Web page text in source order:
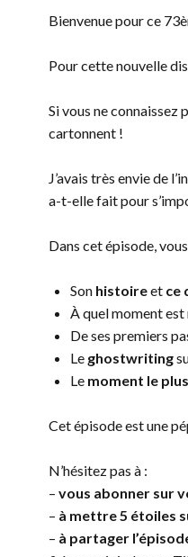
Bienvenue pour ce
Pour cette nouvelle
Si vous ne connaissez
cartonnent !
J’avais très envie de
a-t-elle fait pour
Dans cet épisode,
Son histoireet ce
À quel moment est
De ses premiers
Le ghostwriting
Le moment le
Cet épisode est une
N’hésitez pas à :
– vous abonner sur
– à mettre 5 étoiles
– à partager